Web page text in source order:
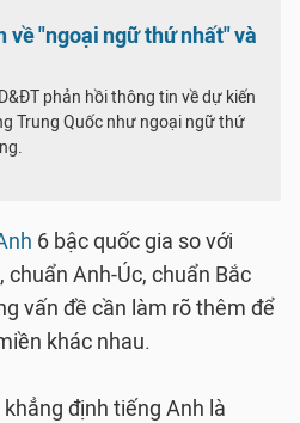
về "ngoại ngữ thứ nhất" và
phản hồi thông tin về dự kiến
Trung Quốc như ngoại ngữ thứ
6 bậc quốc gia so với
Anh-Úc, chuẩn Bắc
vấn đề cần làm rõ thêm để
khác nhau.
định tiếng Anh là